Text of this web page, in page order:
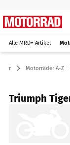
Alle MRD+ Artikel
Motorräder A-Z
Triumph